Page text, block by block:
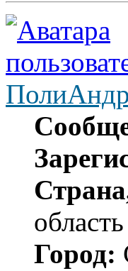
ПолиАндр
область
Город: